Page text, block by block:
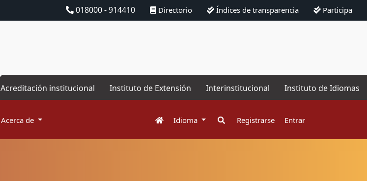
018000 - 914410 Directorio Índices de transparencia Participa
Acreditación institucional Instituto de Extensión Interinstitucional Instituto de Idiomas
Acerca de Idioma Registrarse Entrar